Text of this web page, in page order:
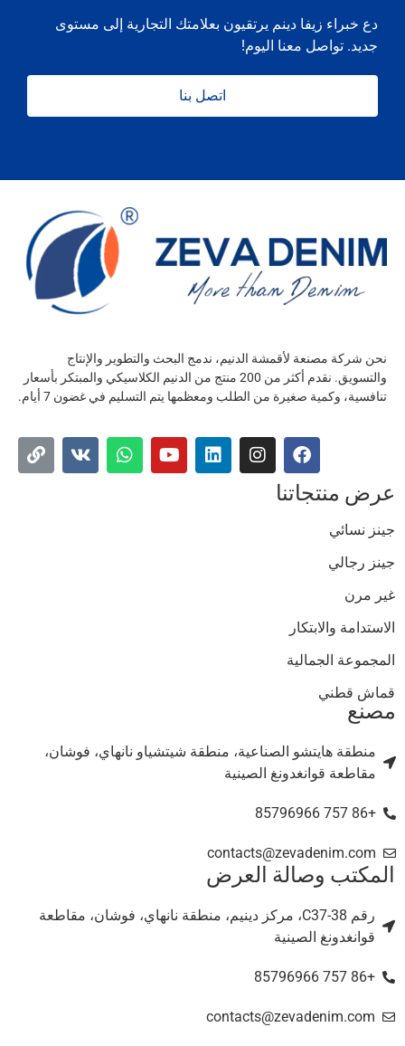
دع خبراء زيفا دينم يرتقيون بعلامتك التجارية إلى مستوى
جديد. تواصل معنا اليوم!
اتصل بنا
نحن شركة مصنعة لأقمشة الدنيم، ندمج البحث والتطوير والإنتاج
والتسويق. نقدم أكثر من 200 منتج من الدنيم الكلاسيكي والمبتكر بأسعار
تنافسية، وكمية صغيرة من الطلب ومعظمها يتم التسليم في غضون 7 أيام.
عرض منتجاتنا
جينز نسائي
جينز رجالي
غير مرن
الاستدامة والابتكار
المجموعة الجمالية
قماش قطني
مصنع
منطقة هايتشو الصناعية، منطقة شيتشياو نانهاي، فوشان،
مقاطعة قوانغدونغ الصينية
+86 757 85796966
contacts@zevadenim.com
المكتب وصالة العرض
رقم C37-38، مركز دينيم، منطقة نانهاي، فوشان، مقاطعة
قوانغدونغ الصينية
+86 757 85796966
contacts@zevadenim.com